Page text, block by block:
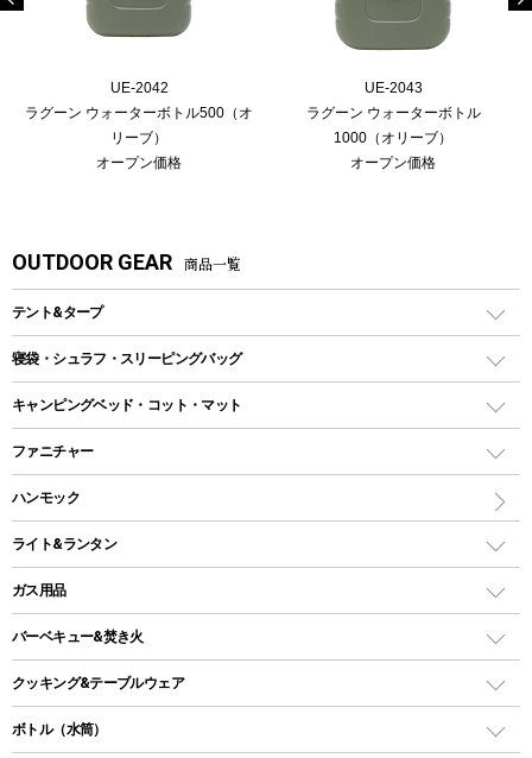
UE-2042
ラグーン ウォーターボトル500（オ
リーブ）
オープン価格
UE-2043
ラグーン ウォーターボトル
1000（オリーブ）
オープン価格
OUTDOOR GEAR 商品一覧
テント&タープ
テント
ツールームテント
ワンポールテント
シェルターテント
ロッジ型・オリジナルテント
タープ
スクエアタープ（レクタタープ）
メッシュタープ
寝袋・シュラフ・スリーピングバッグ
レクタングラー型（封筒型）シュラフ
インナーシュラフ
キャンピングベッド・コット・マット
キャンピングベッド・コット
インフレータブルマット
ファニチャー
アウトドアテーブル
レジャーシート
ハンモック
ライト&ランタン
LEDランタン
ガスランタン
オイルランタン
LEDライト
ガス用品
ガスバーナー
ガス缶
バーベキュー&焚き火
バーベキューコンロ、グリル
焚き火台タイプ（ロースタイル）グリル
クッキング&テーブルウェア
ダッチオーブン
ボトル（水筒）